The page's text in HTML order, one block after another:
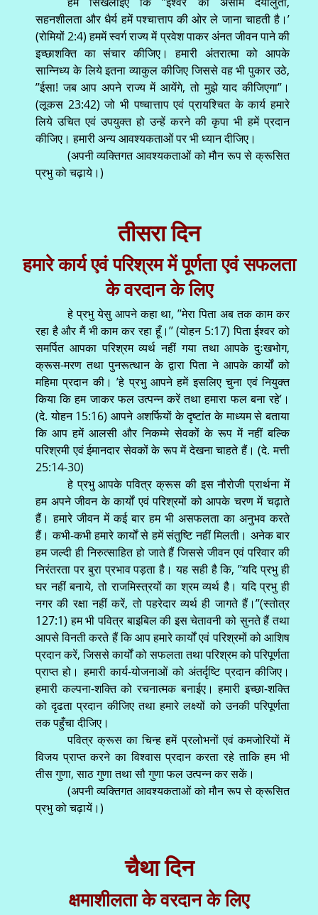
सहनशीलता और धैर्य हमें पश्चात्ताप की ओर ले जाना चाहती है।’
(रोमियों 2:4) हममें स्वर्ग राज्य में प्रवेश पाकर अंनत जीवन पाने की
इच्छाशक्ति का संचार कीजिए। हमारी अंतरात्मा को आपके
सान्निध्य के लिये इतना व्याकुल कीजिए जिससे वह भी पुकार उठे,
’’ईसा! जब आप अपने राज्य में आयेंगे, तो मुझे याद कीजिएगा’’।
(लूकस 23:42) जो भी पष्चात्ताप एवं प्रायश्चित के कार्य हमारे
लिये उचित एवं उपयुक्त हो उन्हें करने की कृपा भी हमें प्रदान
कीजिए। हमारी अन्य आवश्यकताओं पर भी ध्यान दीजिए।
(अपनी व्यक्तिगत आवश्यकताओं को मौन रूप से क्रूसित
प्रभु को चढ़ाये।)
तीसरा दिन
हमारे कार्य एवं परिश्रम में पूर्णता एवं सफलता
के वरदान के लिए
हे प्रभु येसु आपने कहा था, ’’मेरा पिता अब तक काम कर
रहा है और मैं भी काम कर रहा हूँ।’’ (योहन 5:17) पिता ईश्वर को
समर्पित आपका परिश्रम व्यर्थ नहीं गया तथा आपके दुःखभोग,
क्रूस-मरण तथा पुनरूत्थान के द्वारा पिता ने आपके कार्यों को
महिमा प्रदान की। ’हे प्रभु आपने हमें इसलिए चुना एवं नियुक्त
किया कि हम जाकर फल उत्पन्न करें तथा हमारा फल बना रहे’।
(दे. योहन 15:16) आपने अशर्फियों के दृष्टांत के माध्यम से बताया
कि आप हमें आलसी और निकम्मे सेवकों के रूप में नहीं बल्कि
परिश्रमी एवं ईमानदार सेवकों के रूप में देखना चाहते हैं। (दे. मत्ती
25:14-30)
हे प्रभु आपके पवित्र क्रूस की इस नौरोजी प्रार्थना में
हम अपने जीवन के कार्यों एवं परिश्रमों को आपके चरण में चढ़ाते
हैं। हमारे जीवन में कई बार हम भी असफलता का अनुभव करते
हैं। कभी-कभी हमारे कार्यों से हमें संतुष्टि नहीं मिलती। अनेक बार
हम जल्दी ही निरुत्साहित हो जाते हैं जिससे जीवन एवं परिवार की
निरंतरता पर बुरा प्रभाव पड़ता है। यह सही है कि, ’’यदि प्रभु ही
घर नहीं बनाये, तो राजमिस्त्रयों का श्रम व्यर्थ है। यदि प्रभु ही
नगर की रक्षा नहीं करें, तो पहरेदार व्यर्थ ही जागते हैं।’’(स्तोत्र
127:1) हम भी पवित्र बाइबिल की इस चेतावनी को सुनते हैं तथा
आपसे विनती करते हैं कि आप हमारे कार्यों एवं परिश्रमों को आशिष
प्रदान करें, जिससे कार्यों को सफलता तथा परिश्रम को परिपूर्णता
प्राप्त हो। हमारी कार्य-योजनाओं को अंतर्दृष्टि प्रदान कीजिए।
हमारी कल्पना-शक्ति को रचनात्मक बनाईए। हमारी इच्छा-शक्ति
को दृढता प्रदान कीजिए तथा हमारे लक्ष्यों को उनकी परिपूर्णता
तक पहुँचा दीजिए।
पवित्र क्रूस का चिन्ह हमें प्रलोभनों एवं कमजोरियों में
विजय प्राप्त करने का विश्वास प्रदान करता रहे ताकि हम भी
तीस गुणा, साठ गुणा तथा सौ गुणा फल उत्पन्न कर सकें।
(अपनी व्यक्तिगत आवश्यकताओं को मौन रूप से क्रूसित
प्रभु को चढ़ायें।)
चैथा दिन
क्षमाशीलता के वरदान के लिए